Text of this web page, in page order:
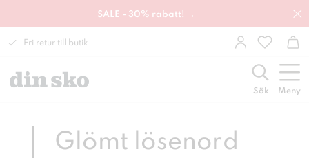
SALE - 30% rabatt! →
Fri retur till butik
Sök Meny
Glömt lösenord